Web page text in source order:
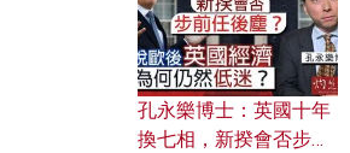
孔永樂博士：英國十年
換七相，新揆會否步前